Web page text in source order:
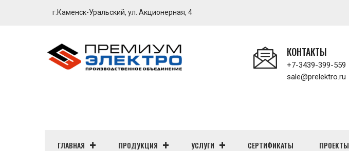
г.Каменск-Уральский, ул. Акционерная, 4
КОНТАКТЫ
+7-3439-399-559
sale@prelektro.ru
ГЛАВНАЯ ПРОДУКЦИЯ УСЛУГИ СЕРТИФИКАТЫ ПРОЕКТЫ